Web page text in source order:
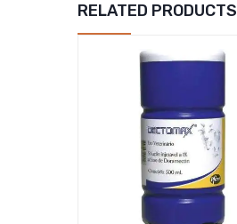
RELATED PRODUCTS